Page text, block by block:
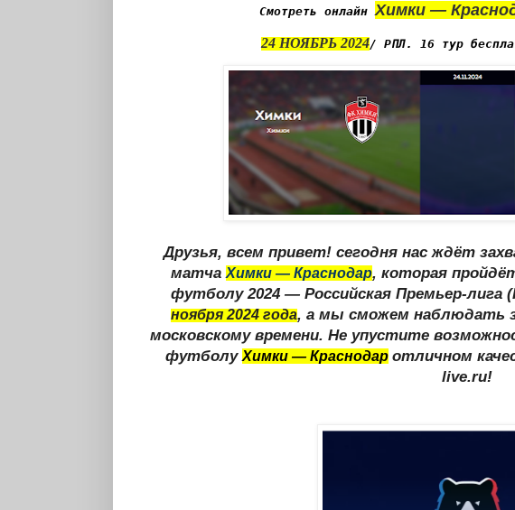
Смотреть онлайн Химки —
24 НОЯБРЬ 2024/ РПЛ. 16 тур
Друзья, всем привет! сегодня нас ждёт
матчаХимки — Краснодар, которая
футболу 2024 — Российская Премьер-лига
ноября2024 года, а мы сможем наблюдать
московскому времени. Не упустите
футболуХимки — Краснодар отличном
live.ru!